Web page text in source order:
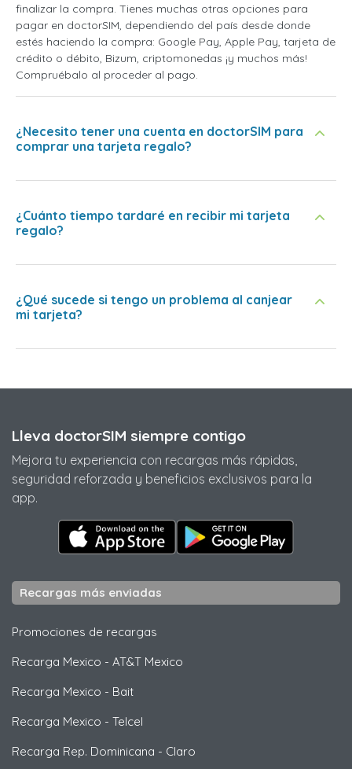
finalizar la compra. Tienes muchas otras opciones para
pagar en doctorSIM, dependiendo del país desde donde
estés haciendo la compra: Google Pay, Apple Pay, tarjeta de
crédito o débito, Bizum, criptomonedas ¡y muchos más!
Compruébalo al proceder al pago.
¿Necesito tener una cuenta en doctorSIM para
comprar una tarjeta regalo?
¿Cuánto tiempo tardaré en recibir mi tarjeta
regalo?
¿Qué sucede si tengo un problema al canjear
mi tarjeta?
Lleva doctorSIM siempre contigo
Mejora tu experiencia con recargas más rápidas,
seguridad reforzada y beneficios exclusivos para la
app.
Recargas más enviadas
Promociones de recargas
Recarga Mexico - AT&T Mexico
Recarga Mexico - Bait
Recarga Mexico - Telcel
Recarga Rep. Dominicana - Claro